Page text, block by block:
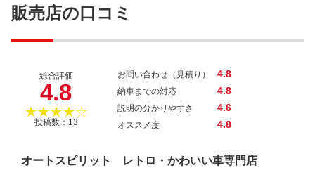
販売店の口コミ
総合評価
4.8
★★★★☆
投稿数：13
お問い合わせ（見積り） 4.8
納車までの対応 4.8
説明の分かりやすさ 4.6
オススメ度 4.8
オートスピリット レトロ・かわいい車専門店